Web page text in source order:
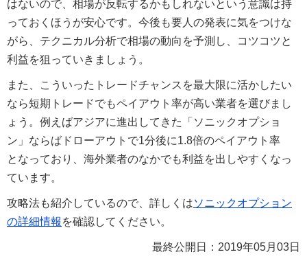
はないので、相場が反転するかもしれないという意識は持
っておくほうが安心です。今後も要人の発表に気をつけな
がら、テクニカル分析で相場の動向を予測し、コツコツと
利益を狙っていきましょう。
また、こういったトレードチャンスを最大限に活かしたい
なら短期トレードでもペイアウト率が高い業者を選びまし
ょう。例えばアジアに進出してきた「ソニックオプショ
ン」ならばドローアウトで1分後に1.8倍のペイアウト率
となっており、海外業者のなかでも利益を出しやすくなっ
ています。
攻略法も紹介しているので、詳しくはソニックオプション
の詳細情報 を確認してください。
最終公開日： 2019年05月03日